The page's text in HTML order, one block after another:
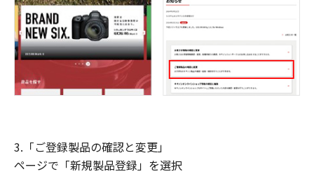
3.「ご登録製品の確認と変更」
ページで「新規製品登録」を選択